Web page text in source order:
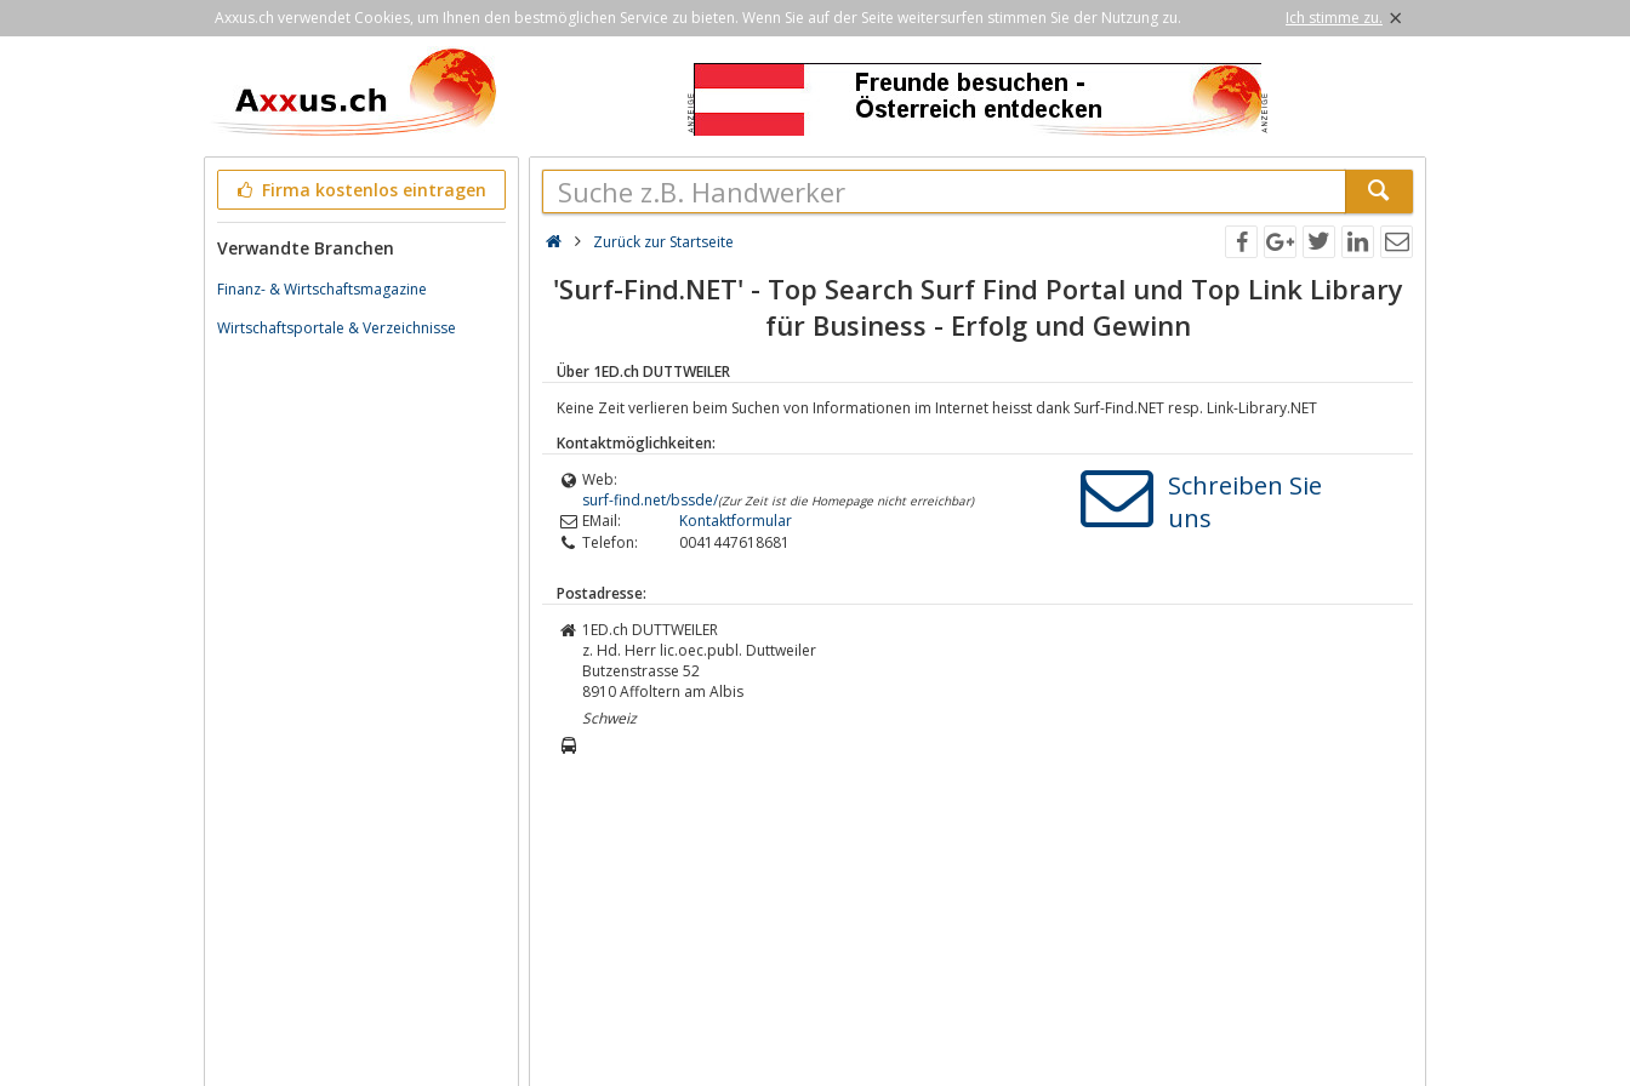
Axxus.ch verwendet Cookies, um Ihnen den bestmöglichen Service zu bieten. Wenn Sie auf der Seite weitersurfen stimmen Sie der Nutzung zu. Ich stimme zu. ×
Firma kostenlos eintragen
Verwandte Branchen
Finanz- & Wirtschaftsmagazine
Wirtschaftsportale & Verzeichnisse
Zurück zur Startseite
'Surf-Find.NET' - Top Search Surf Find Portal und Top Link Library
für Business - Erfolg und Gewinn
Über 1ED.ch DUTTWEILER
Keine Zeit verlieren beim Suchen von Informationen im Internet heisst dank Surf-Find.NET resp. Link-Library.NET
Kontaktmöglichkeiten:
Web:
surf-find.net/bssde/(Zur Zeit ist die Homepage nicht erreichbar)
EMail:
Kontaktformular
Telefon:
0041447618681
Schreiben Sie
uns
Postadresse:
1ED.ch DUTTWEILER
z. Hd. Herr lic.oec.publ. Duttweiler
Butzenstrasse 52
8910Affoltern am Albis
Schweiz